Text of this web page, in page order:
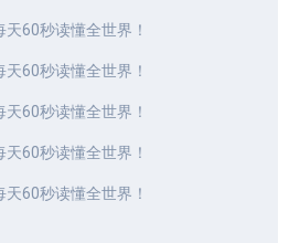
60秒读懂全世界！
60秒读懂全世界！
60秒读懂全世界！
60秒读懂全世界！
60秒读懂全世界！